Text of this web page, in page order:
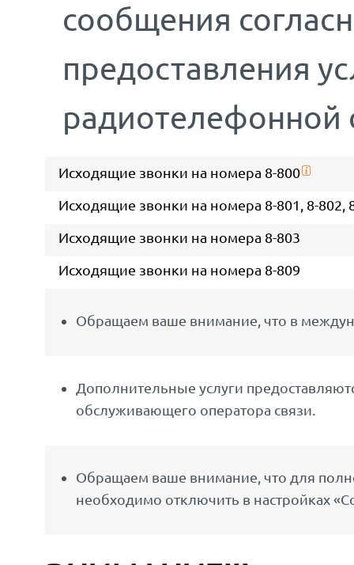
сообщения
предоставления
радиотелефонной
Исходящие звонки на номера 8-800
Исходящие звонки на номера 8-801, 8-802,
Исходящие звонки на номера 8-803
Исходящие звонки на номера 8-809
Обращаем ваше внимание, что в
Дополнительные услуги
обслуживающего оператора связи.
Обращаем ваше внимание, что для
необходимо отключить в настройках